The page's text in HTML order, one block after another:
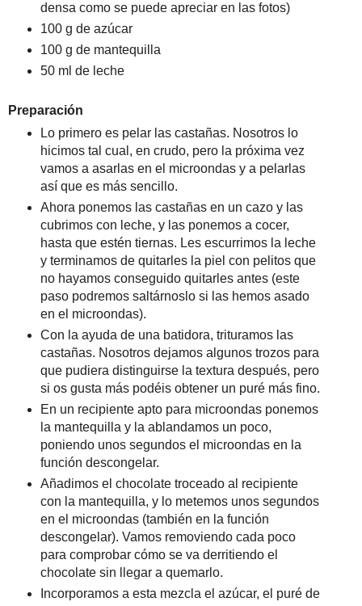
densa como se puede apreciar en las fotos)
100 g de azúcar
100 g de mantequilla
50 ml de leche
Preparación
Lo primero es pelar las castañas. Nosotros lo
hicimos tal cual, en crudo, pero la próxima vez
vamos a asarlas en el microondas y a pelarlas
así que es más sencillo.
Ahora ponemos las castañas en un cazo y las
cubrimos con leche, y las ponemos a cocer,
hasta que estén tiernas. Les escurrimos la leche
y terminamos de quitarles la piel con pelitos que
no hayamos conseguido quitarles antes (este
paso podremos saltárnoslo si las hemos asado
en el microondas).
Con la ayuda de una batidora, trituramos las
castañas. Nosotros dejamos algunos trozos para
que pudiera distinguirse la textura después, pero
si os gusta más podéis obtener un puré más fino.
En un recipiente apto para microondas ponemos
la mantequilla y la ablandamos un poco,
poniendo unos segundos el microondas en la
función descongelar.
Añadimos el chocolate troceado al recipiente
con la mantequilla, y lo metemos unos segundos
en el microondas (también en la función
descongelar). Vamos removiendo cada poco
para comprobar cómo se va derritiendo el
chocolate sin llegar a quemarlo.
Incorporamos a esta mezcla el azúcar, el puré de